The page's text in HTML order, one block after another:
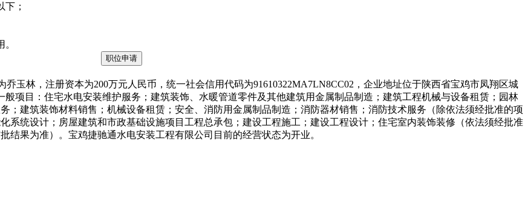
；
玉林，注册资本为200万元人民币，统一社会信用代码为91610322MA7LN8CC02，企业地址位于陕西省宝鸡市凤翔区城
项目：住宅水电安装维护服务；建筑装饰、水暖管道零件及其他建筑用金属制品制造；建筑工程机械与设备租赁；园林
；建筑装饰材料销售；机械设备租赁；安全、消防用金属制品制造；消防器材销售；消防技术服务（除依法须经批准的项
系统设计；房屋建筑和市政基础设施项目工程总承包；建设工程施工；建设工程设计；住宅室内装饰装修（依法须经批准
果为准）。宝鸡捷驰通水电安装工程有限公司目前的经营状态为开业。